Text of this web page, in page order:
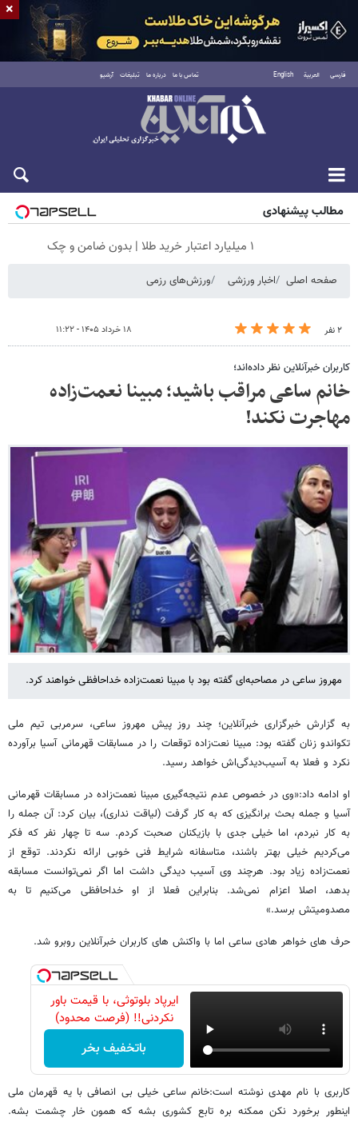
فارسی العربية English تماس با ما درباره ما تبلیغات آرشیو
جمعه ۱۶ مرداد ۱۴۰۵
مطالب پیشنهادی
۱ میلیارد اعتبار خرید طلا | بدون ضامن و چک
صفحه اصلی اخبار ورزشی ورزش‌های رزمی
۲ نفر ۱۸ خرداد ۱۴۰۵ - ۱۱:۲۲
کاربران خبرآنلاین نظر داده‌اند؛
خانم ساعی مراقب باشید؛ مبینا نعمت‌زاده
مهاجرت نکند!
مهروز ساعی در مصاحبه‌ای گفته بود با مبینا نعمت‌زاده خداحافظی خواهند کرد.
به گزارش خبرگزاری خبرآنلاین؛ چند روز پیش مهروز ساعی، سرمربی تیم ملی
تکواندو زنان گفته بود: مبینا نعت‌زاده توقعات را در مسابقات قهرمانی آسیا برآورده
نکرد و فعلا به آسیب‌دیدگی‌اش خواهد رسید.
او ادامه داد:«وی در خصوص عدم نتیجه‌گیری مبینا نعمت‌زاده در مسابقات قهرمانی
آسیا و جمله بحث برانگیزی که به کار گرفت (لیاقت نداری)، بیان کرد: آن جمله را
به کار نبردم، اما خیلی جدی با بازیکنان صحبت کردم. سه تا چهار نفر که فکر
می‌کردیم خیلی بهتر باشند، متاسفانه شرایط فنی خوبی ارائه نکردند. توقع از
نعمت‌زاده زیاد بود. هرچند وی آسیب دیدگی داشت اما اگر نمی‌توانست مسابقه
بدهد، اصلا اعزام نمی‌شد. بنابراین فعلا از او خداحافظی می‌کنیم تا به
مصدومیتش برسد.»
حرف های خواهر هادی ساعی اما با واکنش های کاربران خبرآنلاین روبرو شد.
ایرپاد بلوتوثی، با قیمت باور
نکردنی!! (فرصت محدود)
باتخفیف بخر
کاربری با نام مهدی نوشته است:خانم ساعی خیلی بی انصافی با یه قهرمان ملی
اینطور برخورد نکن ممکنه بره تابع کشوری بشه که همون خار چشمت بشه.
×